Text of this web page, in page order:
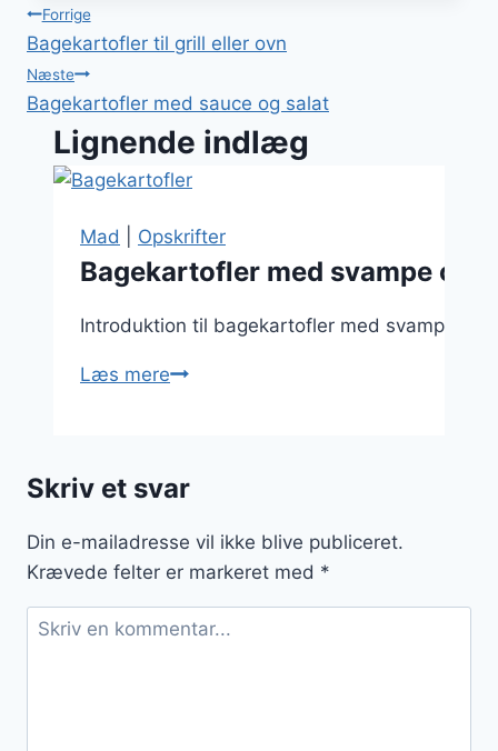
Indlægsnavigation
Forrige
Bagekartofler til grill eller ovn
Næste
Bagekartofler med sauce og salat
Lignende indlæg
Mad Opskrifter
Bagekartofler med svampe og
Introduktion til bagekartofler med svampe og
Læs mereBagekartofler
hvidløg:
velsmagende
opskrift
Skriv et svar
Din e-mailadresse vil ikke blive publiceret.
Krævede felter er markeret med *